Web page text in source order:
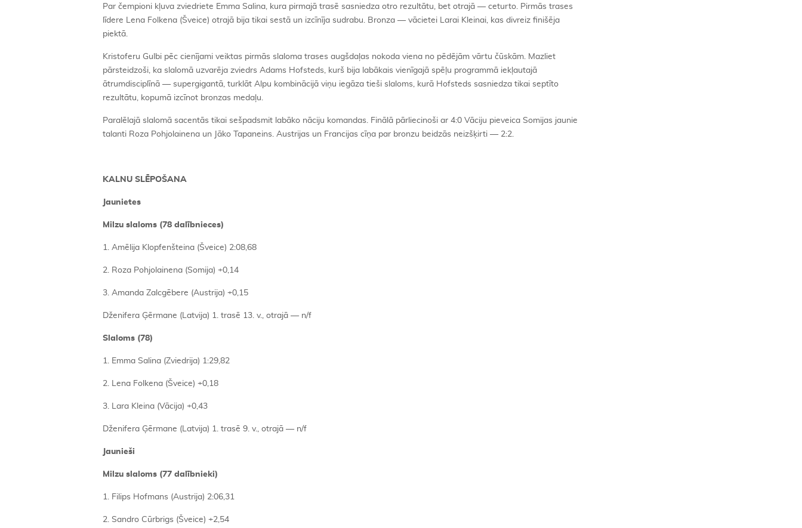
Par čempioni kļuva zviedriete Emma Salina, kura pirmajā trasē sasniedza otro rezultātu, bet otrajā — ceturto. Pirmās trases
līdere Lena Folkena (Šveice) otrajā bija tikai sestā un izcīnīja sudrabu. Bronza — vācietei Larai Kleinai, kas divreiz finišēja
piektā.
Kristoferu Gulbi pēc cienījami veiktas pirmās slaloma trases augšdaļas nokoda viena no pēdējām vārtu čūskām. Mazliet
pārsteidzoši, ka slalomā uzvarēja zviedrs Adams Hofsteds, kurš bija labākais vienīgajā spēļu programmā iekļautajā
ātrumdisciplīnā — supergigantā, turklāt Alpu kombinācijā viņu iegāza tieši slaloms, kurā Hofsteds sasniedza tikai septīto
rezultātu, kopumā izcīnot bronzas medaļu.
Paralēlajā slalomā sacentās tikai sešpadsmit labāko nāciju komandas. Finālā pārliecinoši ar 4:0 Vāciju pieveica Somijas jaunie
talanti Roza Pohjolainena un Jāko Tapaneins. Austrijas un Francijas cīņa par bronzu beidzās neizšķirti — 2:2.
KALNU SLĒPOŠANA
Jaunietes
Milzu slaloms (78 dalībnieces)
1. Amēlija Klopfenšteina (Šveice) 2:08,68
2. Roza Pohjolainena (Somija) +0,14
3. Amanda Zalcgēbere (Austrija) +0,15
Dženifera Ģērmane (Latvija) 1. trasē 13. v., otrajā — n/f
Slaloms (78)
1. Emma Salina (Zviedrija) 1:29,82
2. Lena Folkena (Šveice) +0,18
3. Lara Kleina (Vācija) +0,43
Dženifera Ģērmane (Latvija) 1. trasē 9. v., otrajā — n/f
Jaunieši
Milzu slaloms (77 dalībnieki)
1. Filips Hofmans (Austrija) 2:06,31
2. Sandro Cūrbrigs (Šveice) +2,54